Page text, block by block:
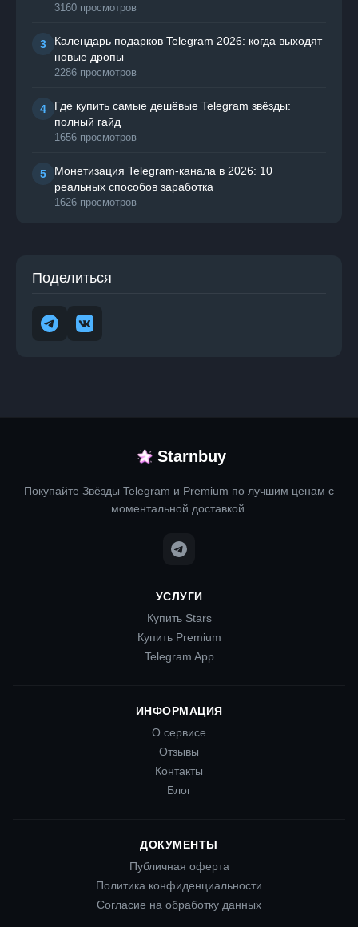
3160 просмотров
3
Календарь подарков Telegram 2026: когда выходят
новые дропы
2286 просмотров
4
Где купить самые дешёвые Telegram звёзды:
полный гайд
1656 просмотров
5
Монетизация Telegram-канала в 2026: 10
реальных способов заработка
1626 просмотров
Поделиться
Starnbuy
Покупайте Звёзды Telegram и Premium по лучшим ценам с
моментальной доставкой.
УСЛУГИ
Купить Stars
Купить Premium
Telegram App
ИНФОРМАЦИЯ
О сервисе
Отзывы
Контакты
Блог
ДОКУМЕНТЫ
Публичная оферта
Политика конфиденциальности
Согласие на обработку данных